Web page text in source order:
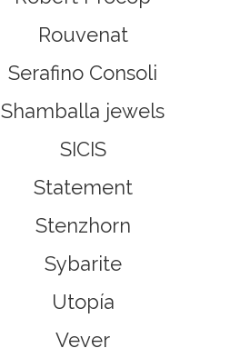
Rouvenat
Serafino Consoli
Shamballa jewels
SICIS
Statement
Stenzhorn
Sybarite
Utopía
Vever